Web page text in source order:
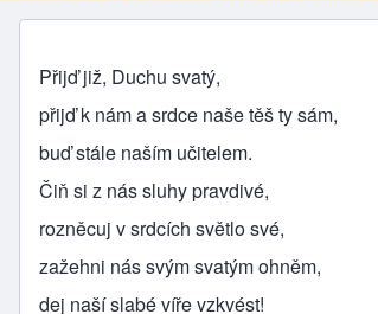
Drobečková
Přijď již, Duchu svatý,
přijď k nám a srdce naše těš ty sám,
buď stále naším učitelem.
Čiň si z nás sluhy pravdivé,
rozněcuj v srdcích světlo své,
zažehni nás svým svatým ohněm,
dej naší slabé víře vzkvést!